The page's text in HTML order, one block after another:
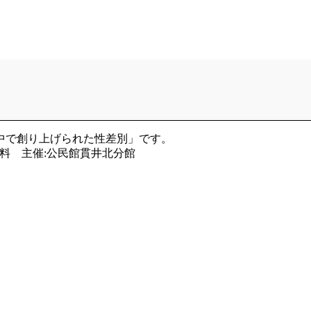
創り上げられた性差別」です。
主催:公民館貫井北分館